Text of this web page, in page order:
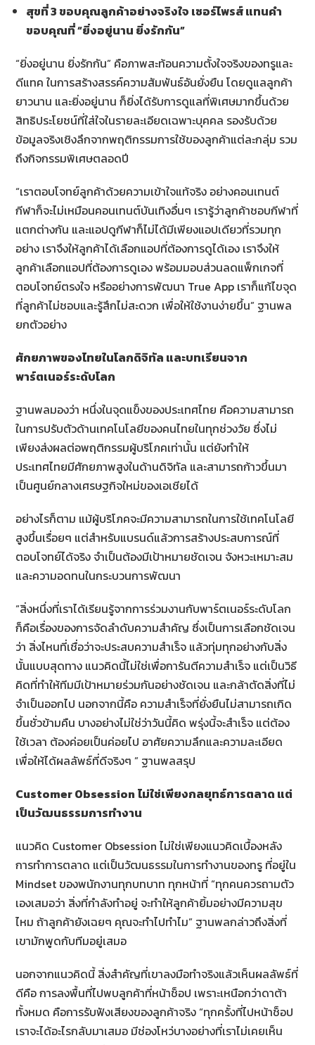
สุขที่3 ขอบคุณลูกค้าอย่างจริงใจ เซอร์ไพรส์ แทนคำ
ขอบคุณที่ “ยิ่งอยู่นาน ยิ่งรักกัน”
“ยิ่งอยู่นาน ยิ่งรักกัน” คือภาพสะท้อนความตั้งใจจริงของทรูและ
ดีแทค ในการสร้างสรรค์ความสัมพันธ์อันยั่งยืน โดยดูแลลูกค้า
ยาวนาน และยิ่งอยู่นาน ก็ยิ่งได้รับการดูแลที่พิเศษมากขึ้นด้วย
สิทธิประโยชน์ที่ใส่ใจในรายละเอียดเฉพาะบุคคล รองรับด้วย
ข้อมูลจริงเชิงลึกจากพฤติกรรมการใช้ของลูกค้าแต่ละกลุ่ม รวม
ถึงกิจกรรมพิเศษตลอดปี
“เราตอบโจทย์ลูกค้าด้วยความเข้าใจแท้จริง อย่างคอนเทนต์
กีฬาก็จะไม่เหมือนคอนเทนต์บันเทิงอื่นๆ เรารู้ว่าลูกค้าชอบกีฬาที่
แตกต่างกัน และแอปดูกีฬาก็ไม่ได้มีเพียงแอปเดียวที่รวมทุก
อย่าง เราจึงให้ลูกค้าได้เลือกแอปที่ต้องการดูได้เอง เราจึงให้
ลูกค้าเลือกแอปที่ต้องการดูเอง พร้อมมอบส่วนลดแพ็กเกจที่
ตอบโจทย์ตรงใจ หรืออย่างการพัฒนา True App เราก็แก้ไขจุด
ที่ลูกค้าไม่ชอบและรู้สึกไม่สะดวก เพื่อให้ใช้งานง่ายขึ้น” ฐานพล
ยกตัวอย่าง
ศักยภาพของไทยในโลกดิจิทัล และบทเรียนจาก
พาร์ตเนอร์ระดับโลก
ฐานพลมองว่า หนึ่งในจุดแข็งของประเทศไทย คือความสามารถ
ในการปรับตัวด้านเทคโนโลยีของคนไทยในทุกช่วงวัย ซึ่งไม่
เพียงส่งผลต่อพฤติกรรมผู้บริโภคเท่านั้น แต่ยังทำให้
ประเทศไทยมีศักยภาพสูงในด้านดิจิทัล และสามารถก้าวขึ้นมา
เป็นศูนย์กลางเศรษฐกิจใหม่ของเอเชียได้
อย่างไรก็ตาม แม้ผู้บริโภคจะมีความสามารถในการใช้เทคโนโลยี
สูงขึ้นเรื่อยๆ แต่สำหรับแบรนด์แล้วการสร้างประสบการณ์ที่
ตอบโจทย์ได้จริง จำเป็นต้องมีเป้าหมายชัดเจน จังหวะเหมาะสม
และความอดทนในกระบวนการพัฒนา
“สิ่งหนึ่งที่เราได้เรียนรู้จากการร่วมงานกับพาร์ตเนอร์ระดับโลก
ก็คือเรื่องของการจัดลำดับความสำคัญ ซึ่งเป็นการเลือกชัดเจน
ว่า สิ่งไหนที่เชื่อว่าจะประสบความสำเร็จ แล้วทุ่มทุกอย่างกับสิ่ง
นั้นแบบสุดทาง แนวคิดนี้ไม่ใช่เพื่อการันตีความสำเร็จ แต่เป็นวิธี
คิดที่ทำให้ทีมมีเป้าหมายร่วมกันอย่างชัดเจน และกล้าตัดสิ่งที่ไม่
จำเป็นออกไป นอกจากนี้คือ ความสำเร็จที่ยั่งยืนไม่สามารถเกิด
ขึ้นชั่วข้ามคืน บางอย่างไม่ใช่ว่าวันนี้คิด พรุ่งนี้จะสำเร็จ แต่ต้อง
ใช้เวลา ต้องค่อยเป็นค่อยไป อาศัยความลึกและความละเอียด
เพื่อให้ได้ผลลัพธ์ที่ดีจริงๆ ” ฐานพลสรุป
Customer Obsession ไม่ใช่เพียงกลยุทธ์การตลาด แต่
เป็นวัฒนธรรมการทำงาน
แนวคิด Customer Obsession ไม่ใช่เพียงแนวคิดเบื้องหลัง
การทำการตลาด แต่เป็นวัฒนธรรมในการทำงานของทรู ที่อยู่ใน
Mindset ของพนักงานทุกบทบาท ทุกหน้าที่ “ทุกคนควรถามตัว
เองเสมอว่า สิ่งที่กำลังทำอยู่ จะทำให้ลูกค้ายิ้มอย่างมีความสุข
ไหม ถ้าลูกค้ายังเฉยๆ คุณจะทำไปทำไม” ฐานพลกล่าวถึงสิ่งที่
เขามักพูดกับทีมอยู่เสมอ
นอกจากแนวคิดนี้ สิ่งสำคัญที่เขาลงมือทำจริงแล้วเห็นผลลัพธ์ที่
ดีคือ การลงพื้นที่ไปพบลูกค้าที่หน้าช็อป เพราะเหนือกว่าดาต้า
ทั้งหมด คือการรับฟังเสียงของลูกค้าจริง “ทุกครั้งที่ไปหน้าช็อป
เราจะได้อะไรกลับมาเสมอ มีช่องโหว่บางอย่างที่เราไม่เคยเห็น